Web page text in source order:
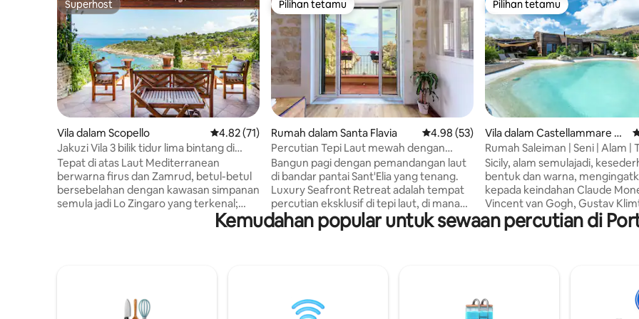
Superhost
Superhost
Vila dalam Scopello Penarafan purata 4.82 daripada 5, 71 ulasan
4.82 (71)
Jakuzi Vila 3 bilik tidur lima bintang di
bawah bintang
Tepat di atas Laut Mediterranean
berwarna firus dan Zamrud, betul-betul
bersebelahan dengan kawasan simpanan
semula jadi Lo Zingaro yang terkenal;
dengan Jacuzzi betul-betul di bawah
Dari November hingga Mac anggap vila
ini sebagai percutian musim sejuk anda.
Pilihan tetamu
Pilihan tetamu
Rumah dalam Santa Flavia Penarafan purata 4.98 daripada 5, 53 ulasan
4.98 (53)
Percutian Tepi Laut mewah dengan
pemandangan yang memukau
Bangun pagi dengan pemandangan laut
di bandar pantai Sant'Elia yang tenang.
Luxury Seafront Retreat adalah tempat
percutian eksklusif di tepi laut, di mana
Laut Mediterranean menjadi sebahagian
penting daripada penginapan anda.
langkah jauhnya, dan nikmati matahari
terbenam yang tidak dapat dilupakan
Pilihan tetamu
Pilihan tetamu
Vila dalam Castellammare de
l Golfo
Rumah Saleiman | Seni | Alam |
Sicily, alam semulajadi,
bentuk dan warna,
kepada keindahan Claude
Vincent van Gogh, Gustav
Sorolla, berbaring di dalam
mereka. Casa Saleiman
faraglioni, dan pulau Ustica,
pandang. Tiada tempat yang
untuk membinanya. Batu, Kayu,
Kemudahan popular untuk sewaan percutian di